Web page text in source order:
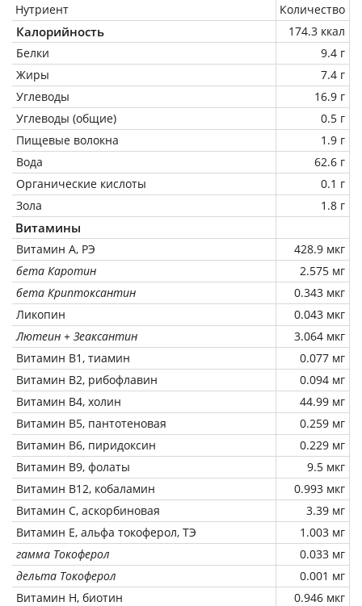
Нутриент Количество
Калорийность
174.3 ккал
Белки
9.4 г
Жиры
7.4 г
Углеводы
16.9 г
Углеводы (общие)
0.5 г
Пищевые волокна
1.9 г
Вода
62.6 г
Органические кислоты
0.1 г
Зола
1.8 г
Витамины
Витамин А, РЭ
428.9 мкг
бета Каротин
2.575 мг
бета Криптоксантин
0.343 мкг
Ликопин
0.043 мкг
Лютеин + Зеаксантин
3.064 мкг
Витамин В1, тиамин
0.077 мг
Витамин В2, рибофлавин
0.094 мг
Витамин В4, холин
44.99 мг
Витамин В5, пантотеновая
0.259 мг
Витамин В6, пиридоксин
0.229 мг
Витамин В9, фолаты
9.5 мкг
Витамин В12, кобаламин
0.993 мкг
Витамин C, аскорбиновая
3.39 мг
Витамин Е, альфа токоферол, ТЭ
1.003 мг
гамма Токоферол
0.033 мг
дельта Токоферол
0.001 мг
Витамин Н, биотин
0.946 мкг